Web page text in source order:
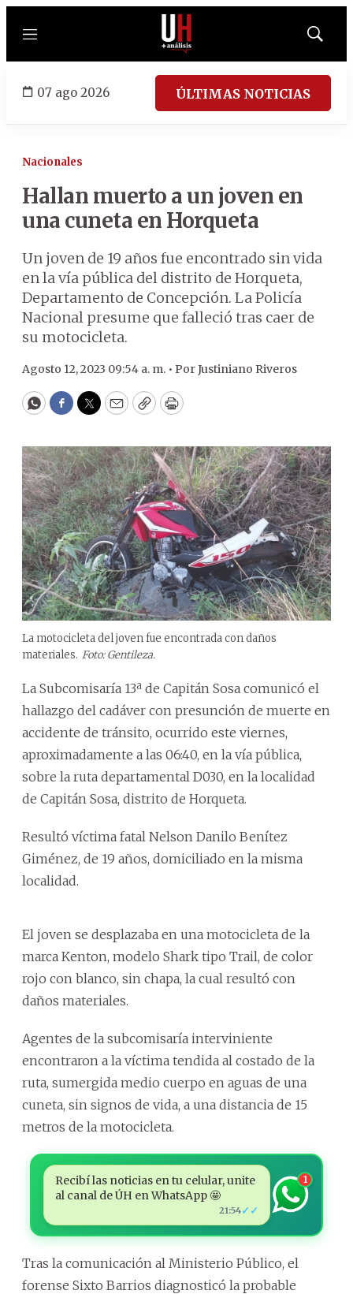
Menú
Mostrar
07 ago 2026 ÚLTIMAS NOTICIAS
Nacionales
Hallan muerto a un joven en
una cuneta en Horqueta
Un joven de 19 años fue encontrado sin vida
en la vía pública del distrito de Horqueta,
Departamento de Concepción. La Policía
Nacional presume que falleció tras caer de
su motocicleta.
Agosto 12, 2023 09:54 a. m. • PorJustiniano Riveros
WhatsApp
Facebook
Twitter
EmailCopyPrint
La motocicleta del joven fue encontrada con daños
materiales. Foto: Gentileza.
La Subcomisaría 13ª de Capitán Sosa comunicó el
hallazgo del cadáver con presunción de muerte en
accidente de tránsito, ocurrido este viernes,
aproximadamente a las 06:40, en la vía pública,
sobre la ruta departamental D030, en la localidad
de Capitán Sosa, distrito de Horqueta.
Resultó víctima fatal Nelson Danilo Benítez
Giménez, de 19 años, domiciliado en la misma
localidad.
El joven se desplazaba en una motocicleta de la
marca Kenton, modelo Shark tipo Trail, de color
rojo con blanco, sin chapa, la cual resultó con
daños materiales.
Agentes de la subcomisaría interviniente
encontraron a la víctima tendida al costado de la
ruta, sumergida medio cuerpo en aguas de una
cuneta, sin signos de vida, a una distancia de 15
metros de la motocicleta.
Recibí las noticias en tu celular, unite
al canal de ÚH en WhatsApp 🤩
21:54✓✓
1
Tras la comunicación al Ministerio Público, el
forense Sixto Barrios diagnosticó la probable